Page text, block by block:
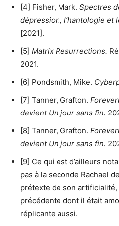
[4] Fisher, Mark. Spectres
dépression, l’hantologie et
[2021].
[5] Matrix Resurrections.
2021.
[6] Pondsmith, Mike.
[7] Tanner, Grafton.
devient Un jour sans fin.
[8] Tanner, Grafton.
devient Un jour sans fin.
[9] Ce qui est d’ailleurs
pas à la seconde Rachael
prétexte de son artificialité,
précédente dont il était
réplicante aussi.